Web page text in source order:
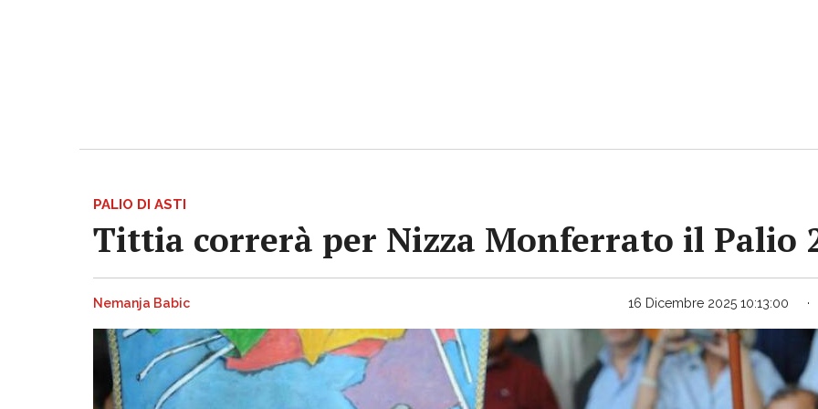
PALIO DI ASTI
Tittia correrà per Nizza Monferrato il Palio
Nemanja Babic 16 Dicembre 2025 10:13:00